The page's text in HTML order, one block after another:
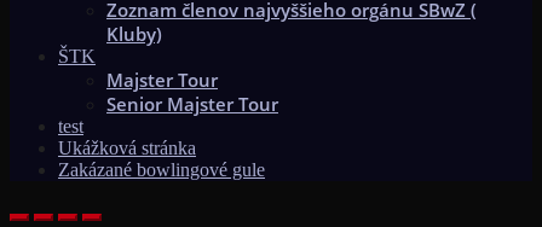
Zoznam členov najvyššieho orgánu SBwZ (
Kluby)
ŠTK
Majster Tour
Senior Majster Tour
test
Ukážková stránka
Zakázané bowlingové gule